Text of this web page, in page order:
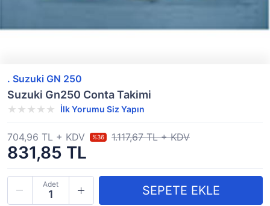
. Suzuki GN 250
Suzuki Gn250 Conta Takimi
İlk Yorumu Siz Yapın
831,85 TL
704,96 TL + KDV %36 1.117,67 TL + KDV
Adet